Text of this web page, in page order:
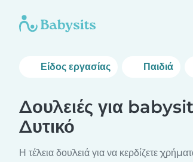
Είδος εργασίας Παιδιά
Δουλειές για
Δυτικό
Η τέλεια δουλειά για να κερδίζετε